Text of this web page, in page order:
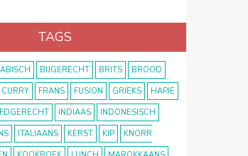
TAGS
BIJGERECHT BRITS
BROOD
CURRY FRANS FUSION GRIEKS
HAPJE
INDIAAS
INDONESISCH
ITALIAANS KERST KIP
KNORR